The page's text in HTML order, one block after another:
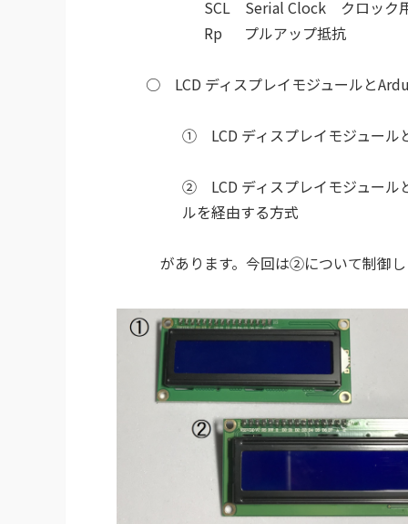
SCL Serial Clock クロック用
Rp プルアップ抵抗
○ LCD ディスプレイモジュールと
① LCD ディスプレイモジュール
② LCD ディスプレイモジュール
ルを経由する方式
があります。今回は②について制御し